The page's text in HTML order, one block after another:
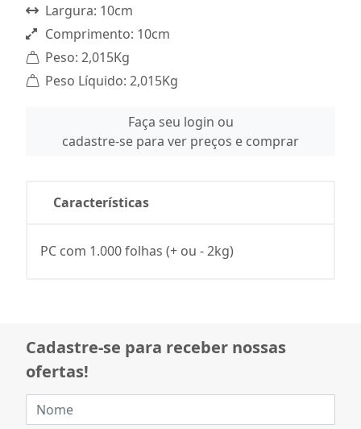
Largura: 10cm
Comprimento: 10cm
Peso: 2,015Kg
Peso Líquido: 2,015Kg
Faça seu login ou
cadastre-se para ver preços e comprar
Características
PC com 1.000 folhas (+ ou - 2kg)
Cadastre-se para receber nossas
ofertas!